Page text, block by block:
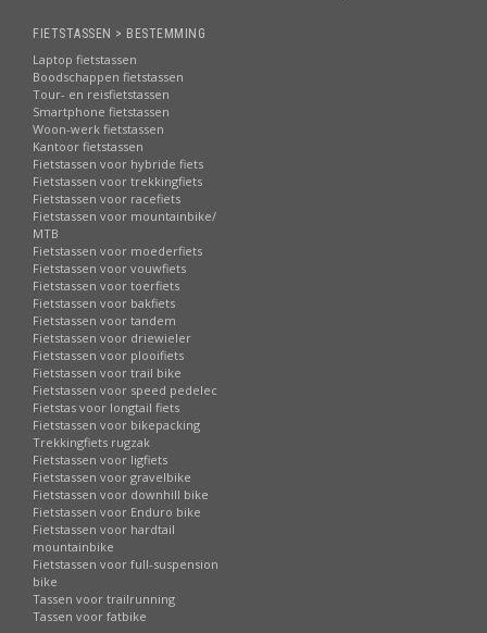
FIETSTASSEN > BESTEMMING
Laptop fietstassen
Boodschappen fietstassen
Tour- en reisfietstassen
Smartphone fietstassen
Woon-werk fietstassen
Kantoor fietstassen
Fietstassen voor hybride fiets
Fietstassen voor trekkingfiets
Fietstassen voor racefiets
Fietstassen voor mountainbike/
MTB
Fietstassen voor moederfiets
Fietstassen voor vouwfiets
Fietstassen voor toerfiets
Fietstassen voor bakfiets
Fietstassen voor tandem
Fietstassen voor driewieler
Fietstassen voor plooifiets
Fietstassen voor trail bike
Fietstassen voor speed pedelec
Fietstas voor longtail fiets
Fietstassen voor bikepacking
Trekkingfiets rugzak
Fietstassen voor ligfiets
Fietstassen voor gravelbike
Fietstassen voor downhill bike
Fietstassen voor Enduro bike
Fietstassen voor hardtail
mountainbike
Fietstassen voor full-suspension
bike
Tassen voor trailrunning
Tassen voor fatbike